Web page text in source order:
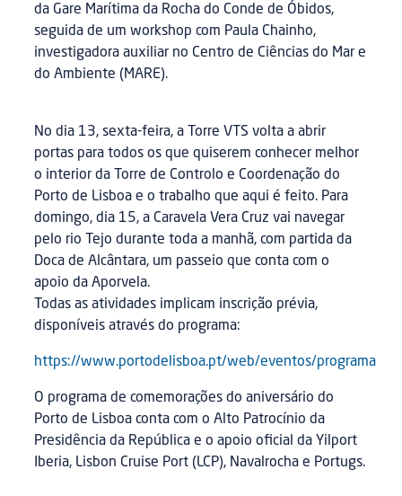
da Gare Marítima da Rocha do Conde de Óbidos,
seguida de um workshop com Paula Chainho,
investigadora auxiliar no Centro de Ciências do Mar e
do Ambiente (MARE).
No dia 13, sexta-feira, a Torre VTS volta a abrir
portas para todos os que quiserem conhecer melhor
o interior da Torre de Controlo e Coordenação do
Porto de Lisboa e o trabalho que aqui é feito. Para
domingo, dia 15, a Caravela Vera Cruz vai navegar
pelo rio Tejo durante toda a manhã, com partida da
Doca de Alcântara, um passeio que conta com o
apoio da Aporvela.
Todas as atividades implicam inscrição prévia,
disponíveis através do programa:
https://www.portodelisboa.pt/web/eventos/programa
O programa de comemorações do aniversário do
Porto de Lisboa conta com o Alto Patrocínio da
Presidência da República e o apoio oficial da Yilport
Iberia, Lisbon Cruise Port (LCP), Navalrocha e Portugs.